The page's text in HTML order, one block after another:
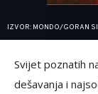
IZVOR: MONDO/GORAN
Svijet poznatih
dešavanja i